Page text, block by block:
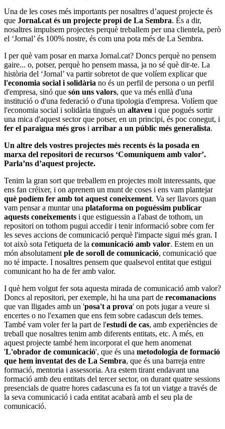
Una de les coses més importants per nosaltres d’aquest projecte és
que Jornal.cat és un projecte propi de La Sembra. És a dir,
nosaltres impulsem projectes perquè treballem per una clientela, però
el ‘Jornal’ és 100% nostre, és com una pota més de La Sembra.
I per què vam posar en marxa Jornal.cat? Doncs perquè no pensem
gaire... o, potser, perquè ho pensem massa, ja no sé què dir-te. La
història del ‘Jornal’ va partir sobretot de que volíem explicar que
l'economia social i solidària no és un perfil de persona o un perfil
d'empresa, sinó que són uns valors, que va més enllà d'una
institució o d'una federació o d'una tipologia d'empresa. Volíem que
l'economia social i solidària tingués un altaveu i que pogués sortir
una mica d'aquest sector que potser, en un principi, és poc conegut, i
fer el paraigua més gros i arribar a un públic més generalista.
Un altre dels vostres projectes més recents és la posada en
marxa del repositori de recursos ‘Comuniquem amb valor’.
Parla’ns d’aquest projecte.
Tenim la gran sort que treballem en projectes molt interessants, que
ens fan créixer, i on aprenem un munt de coses i ens vam plantejar
què podíem fer amb tot aquest coneixement. Va ser llavors quan
vam pensar a muntar una plataforma on poguéssim publicar
aquests coneixements i que estiguessin a l'abast de tothom, un
repositori on tothom pugui accedir i tenir informació sobre com fer
les seves accions de comunicació perquè l'impacte sigui més gran. I
tot això sota l'etiqueta de la comunicació amb valor. Estem en un
món absolutamentple de soroll de comunicació, comunicació que
no té impacte. I nosaltres pensem que qualsevol entitat que estigui
comunicant ho ha de fer amb valor.
I què hem volgut fer sota aquesta mirada de comunicació amb valor?
Doncs al repositori, per exemple, hi ha una part de recomanacions
que van lligades amb un 'posa't a prova' on pots jugar a veure si
encertes o no l'examen que ens fem sobre cadascun dels temes.
També vam voler fer la part de l'estudi de cas, amb experiències de
treball que nosaltres tenim amb diferents entitats, etc. A més, en
aquest projecte també hem incorporat el que hem anomenat
'L'obrador de comunicació', que és una metodologia de formació
que hem inventat des de La Sembra, que és una barreja entre
formació, mentoria i assessoria. Ara estem tirant endavant una
formació amb deu entitats del tercer sector, on durant quatre sessions
presencials de quatre hores cadascuna es fa tot un viatge a través de
la seva comunicació i cada entitat acabarà amb el seu pla de
comunicació.